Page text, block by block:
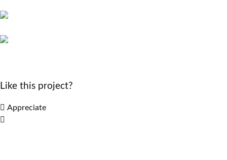
Like this project?
Appreciate